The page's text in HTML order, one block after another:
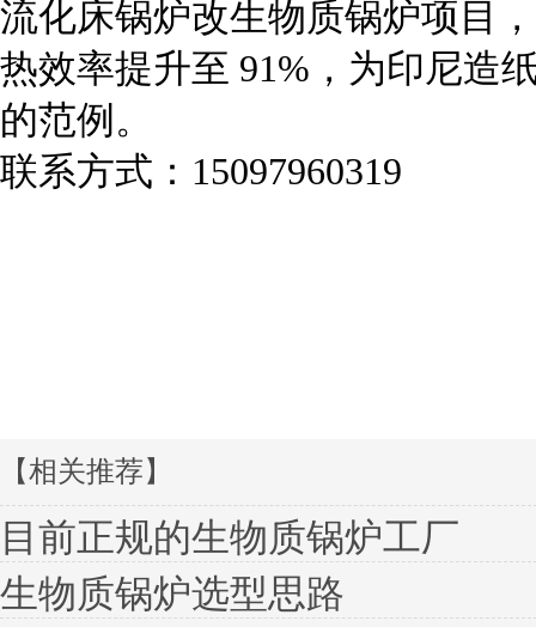
流化床锅炉改生物质锅炉项目
热效率提升至 91%，为印尼造
的范例。
联系方式：15097960319
【相关推荐】
目前正规的生物质锅炉工厂
生物质锅炉选型思路